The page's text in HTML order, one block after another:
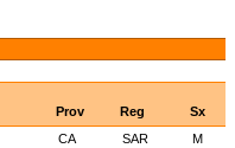
Prov Reg
Sx
CA SAR
M